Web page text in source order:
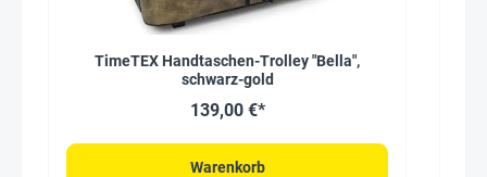
TimeTEX Handtaschen-Trolley "Bella",
schwarz-gold
139,00 €*
Warenkorb